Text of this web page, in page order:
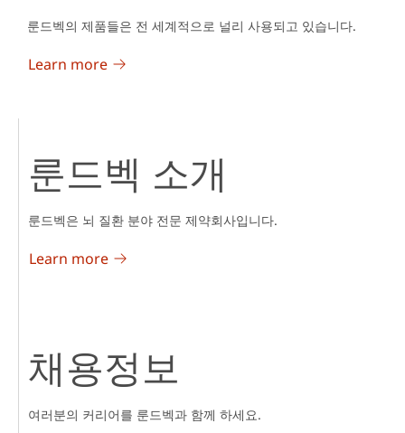
룬드벡의 제품들은 전 세계적으로 널리 사용되고 있습니다.
Learn more
룬드벡 소개
룬드벡은 뇌 질환 분야 전문 제약회사입니다.
Learn more
채용정보
여러분의 커리어를 룬드벡과 함께 하세요.